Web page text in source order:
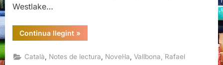
Westlake…
Continua llegint“El
tant
cent,
Rafael
»
Català Notes de lectura Novel·la ,Vallbona, Rafael